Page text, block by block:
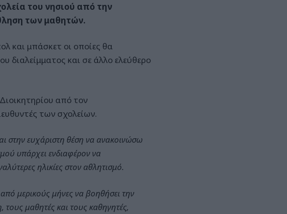
του νησιού από την
των μαθητών.
και μπάσκετ οι οποίες θα
διαλείμματος και σε άλλο ελεύθερο
από τον
των σχολείων.
στην ευχάριστη θέση να ανακοινώσω
υπάρχει ενδιαφέρον να
ηλικίες στον αθλητισμό.
μερικούς μήνες να βοηθήσει την
μαθητές και τους καθηγητές,